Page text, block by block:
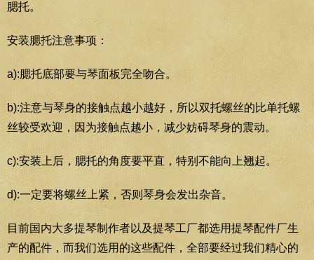
腮托。
安装腮托注意事项：
a):腮托底部要与琴面板完全吻合。
b):注意与琴身的接触点越小越好，所以双托螺丝的比单托螺
丝较受欢迎，因为接触点越小，减少妨碍琴身的震动。
c):安装上后，腮托的角度要平直，特别不能向上翘起。
d):一定要将螺丝上紧，否则琴身会发出杂音。
目前国内大多提琴制作者以及提琴工厂都选用提琴配件厂生
产的配件，而我们选用的这些配件，全部要经过我们精心的